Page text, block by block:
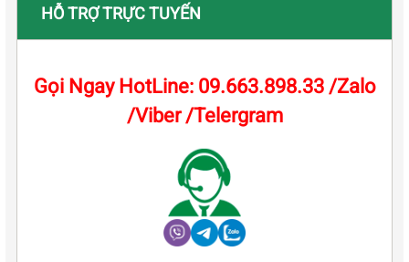
HỖ TRỢ TRỰC TUYẾN
Gọi Ngay HotLine: 09.663.898.33 /Zalo
/Viber /Telergram